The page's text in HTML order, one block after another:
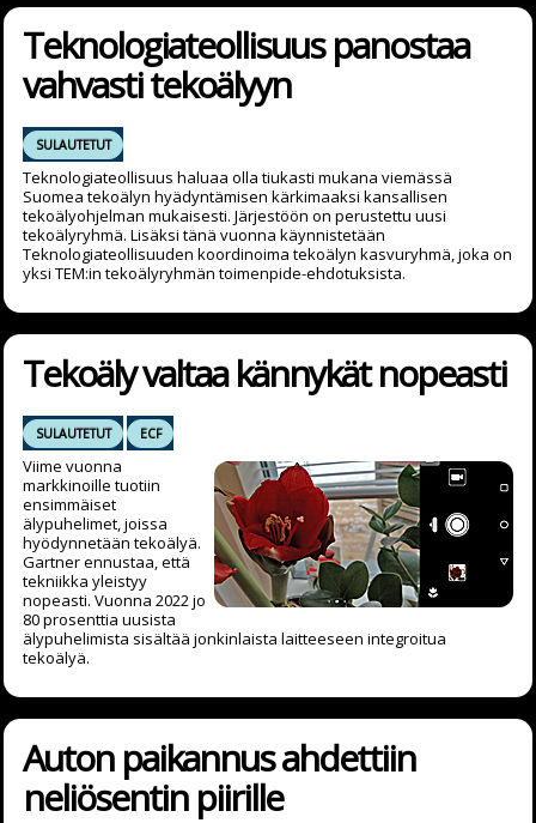
Teknologiateollisuus panostaa
vahvasti tekoälyyn
SULAUTETUT
Teknologiateollisuus haluaa olla tiukasti mukana viemässä
Suomea tekoälyn hyädyntämisen kärkimaaksi kansallisen
tekoälyohjelman mukaisesti. Järjestöön on perustettu uusi
tekoälyryhmä. Lisäksi tänä vuonna käynnistetään
Teknologiateollisuuden koordinoima tekoälyn kasvuryhmä, joka on
yksi TEM:in tekoälyryhmän toimenpide-ehdotuksista.
Tekoäly valtaa kännykät nopeasti
SULAUTETUT ECF
Viime vuonna
markkinoille tuotiin
ensimmäiset
älypuhelimet, joissa
hyödynnetään tekoälyä.
Gartner ennustaa, että
tekniikka yleistyy
nopeasti. Vuonna 2022 jo
80 prosenttia uusista
älypuhelimista sisältää jonkinlaista laitteeseen integroitua
tekoälyä.
Auton paikannus ahdettiin
neliösentin piirille